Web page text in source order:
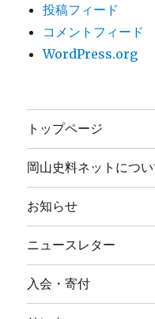
投稿フィード
コメントフィード
WordPress.org
トップページ
岡山史料ネットについ
お知らせ
ニュースレター
入会・寄付